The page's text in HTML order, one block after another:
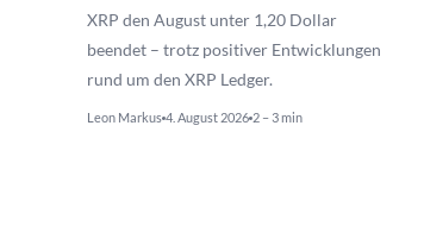
XRP den August unter 1,20 Dollar
beendet – trotz positiver Entwicklungen
rund um den XRP Ledger.
Leon Markus 4. August 2026 2 – 3 min